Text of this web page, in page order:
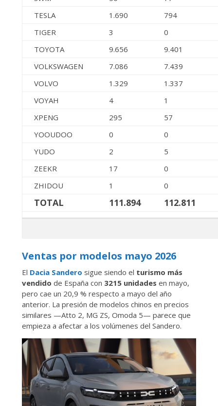
TESLA
1.690
794
TIGER
3
0
TOYOTA
9.656
9.401
VOLKSWAGEN
7.086
7.439
VOLVO
1.329
1.337
VOYAH
4
1
XPENG
295
57
YOOUDOO
0
0
YUDO
2
5
ZEEKR
17
0
ZHIDOU
1 0
TOTAL 111.894 112.811
Ventas por modelos mayo 2026
El Dacia Sandero sigue siendo el turismo más
vendido de España con 3215 unidades en mayo,
pero cae un 20,9 % respecto a mayo del año
anterior. La presión de modelos chinos en precios
similares —Atto 2, MG ZS, Omoda 5— parece que
empieza a afectar a los volúmenes del Sandero.